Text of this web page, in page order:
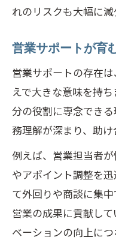
れのリスクも大幅に減
営業サポートが育
営業サポートの存在
えで大きな意味を持
分の役割に専念でき
務理解が深まり、助け
例えば、営業担当者
やアポイント調整を
て外回りや商談に集
営業の成果に貢献し
ベーションの向上につ